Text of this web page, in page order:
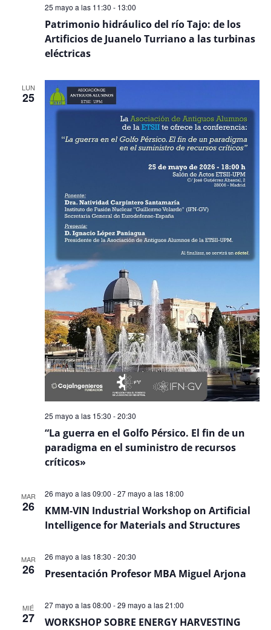
Patrimonio hidráulico del río Tajo: de los
Artificios de Juanelo Turriano a las turbinas
eléctricas
25 mayo a las 11:30 - 13:00
LUN
25
“La guerra en el Golfo Pérsico. El fin de un
paradigma en el suministro de recursos
críticos»
25 mayo a las 15:30 -20:30
MAR
26
KMM-VIN Industrial Workshop on Artificial
Intelligence for Materials and Structures
26 mayo a las 09:00 -27 mayo a las 18:00
MAR
26 Presentación Profesor MBA Miguel Arjona
26 mayo a las 18:30 -20:30
MIÉ
27 WORKSHOP SOBRE ENERGY HARVESTING
27 mayo a las 08:00 -29 mayo a las 21:00